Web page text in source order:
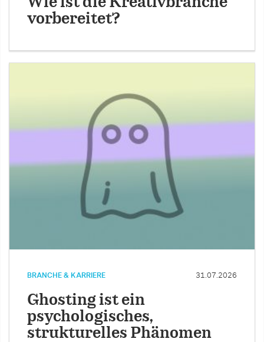
vorbereitet?
BRANCHE & KARRIERE 31.07.2026
Ghosting ist ein
psychologisches,
strukturelles Phänomen